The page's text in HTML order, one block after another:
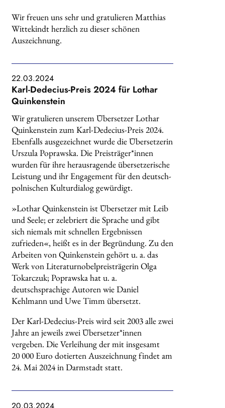
Wir freuen uns sehr und gratulieren Matthias
Wittekindt herzlich zu dieser schönen
Auszeichnung.
22.03.2024
Karl-Dedecius-Preis 2024 für Lothar
Quinkenstein
Wir gratulieren unserem Übersetzer Lothar
Quinkenstein zum Karl-Dedecius-Preis 2024.
Ebenfalls ausgezeichnet wurde die Übersetzerin
Urszula Poprawska. Die Preisträger*innen
wurden für ihre herausragende übersetzerische
Leistung und ihr Engagement für den deutsch-
polnischen Kulturdialog gewürdigt.
»Lothar Quinkenstein ist Übersetzer mit Leib
und Seele; er zelebriert die Sprache und gibt
sich niemals mit schnellen Ergebnissen
zufrieden«, heißt es in der Begründung. Zu den
Arbeiten von Quinkenstein gehört u. a. das
Werk von Literaturnobelpreisträgerin Olga
Tokarczuk; Poprawska hat u. a.
deutschsprachige Autoren wie Daniel
Kehlmann und Uwe Timm übersetzt.
Der Karl-Dedecius-Preis wird seit 2003 alle zwei
Jahre an jeweils zwei Übersetzer*innen
vergeben. Die Verleihung der mit insgesamt
20 000 Euro dotierten Auszeichnung findet am
24. Mai 2024 in Darmstadt statt.
20.03.2024